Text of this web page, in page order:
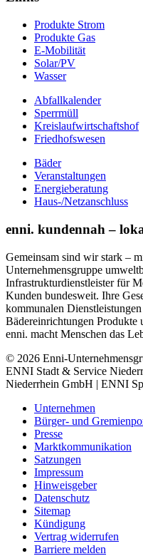
Produkte Strom
Produkte Gas
E-Mobilität
Solar/PV
Wasser
Abfallkalender
Sperrmüll
Kreislaufwirtschaftshof
Friedhofswesen
Bäder
Veranstaltungen
Energieberatung
Haus-/Netzanschluss
enni. kundennah –
Gemeinsam sind wir stark –
Unternehmensgruppe
Infrastrukturdienstleister für
Kunden bundesweit. Ihre
kommunalen
Bädereinrichtungen Produkte
enni. macht Menschen das
© 2026 Enni-
ENNI Stadt & Service
Niederrhein GmbH | ENNI
Unternehmen
Bürger- und
Presse
Marktkommunikation
Satzungen
Impressum
Hinweisgeber
Datenschutz
Sitemap
Kündigung
Vertrag widerrufen
Barriere melden